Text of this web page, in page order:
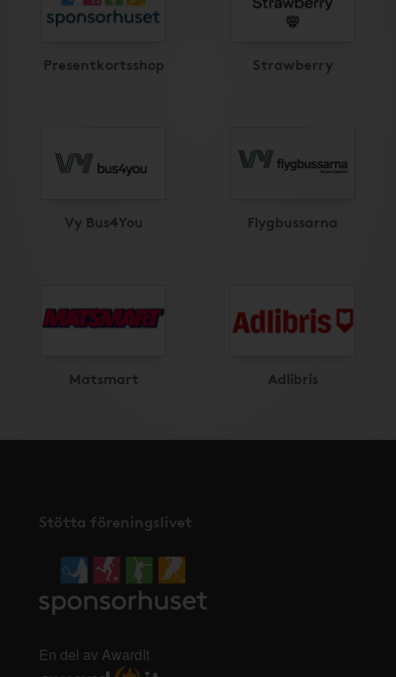
Presentkortsshop Strawberry
Vy Bus4You Flygbussarna
Matsmart Adlibris
Stötta föreningslivet
En del av AwardIt